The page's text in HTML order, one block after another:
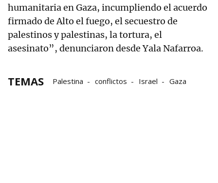
humanitaria en Gaza, incumpliendo el acuerdo
firmado de Alto el fuego, el secuestro de
palestinos y palestinas, la tortura, el
asesinato”, denunciaron desde Yala Nafarroa.
TEMAS Palestina conflictos Israel Gaza